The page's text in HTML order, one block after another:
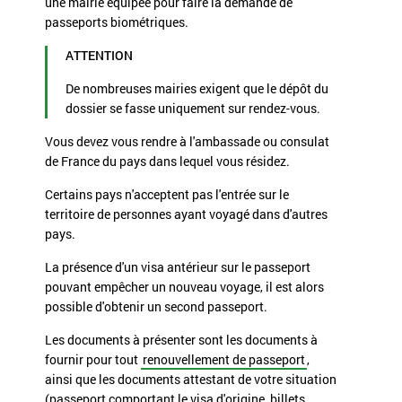
passeports biométriques.
ATTENTION
De nombreuses mairies exigent que le dépôt du
dossier se fasse uniquement sur rendez-vous.
Vous devez vous rendre à l'ambassade ou consulat
de France du pays dans lequel vous résidez.
Certains pays n'acceptent pas l'entrée sur le
territoire de personnes ayant voyagé dans d'autres
pays.
La présence d'un visa antérieur sur le passeport
pouvant empêcher un nouveau voyage, il est alors
possible d'obtenir un second passeport.
Les documents à présenter sont les documents à
fournir pour tout renouvellement de passeport,
ainsi que les documents attestant de votre situation